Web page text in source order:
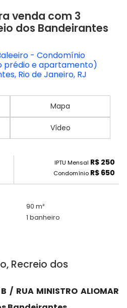
venda com 3
dos Bandeirantes
- Condomínio
prédio e apartamento)
Rio de Janeiro, RJ
Mapa
Vídeo
IPTU Mensal R$ 250
Condomínio R$ 650
90 m²
1 banheiro
Recreio dos
/ RUA MINISTRO ALIOMAR